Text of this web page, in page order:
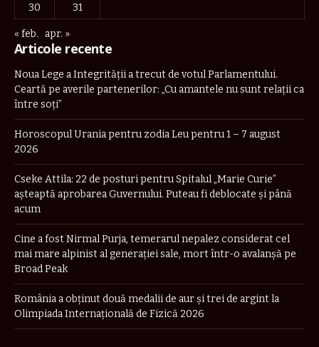
30
31
« feb. apr. »
Articole recente
Noua Lege a Integrității a trecut de votul Parlamentului.
Ceartă pe averile partenerilor: „Cu amantele nu sunt relații ca
între soți”
Horoscopul Urania pentru zodia Leu pentru 1 – 7 august
2026
Cseke Attila: 22 de posturi pentru Spitalul „Marie Curie”
așteaptă aprobarea Guvernului. Puteau fi deblocate și până
acum
Cine a fost Nirmal Purja, temerarul nepalez considerat cel
mai mare alpinist al generației sale, mort într-o avalanșă pe
Broad Peak
România a obţinut două medalii de aur şi trei de argint la
Olimpiada Internaţională de Fizică 2026